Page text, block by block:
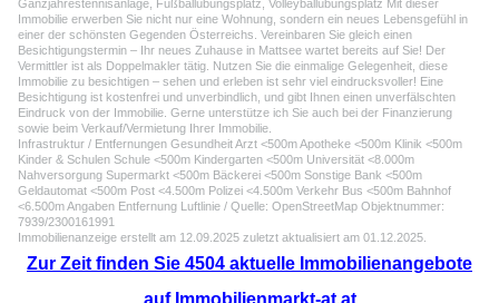
Ganzjahrestennisanlage, Fußballübungsplatz, Volleyballübungsplatz Mit dieser
Immobilie erwerben Sie nicht nur eine Wohnung, sondern ein neues Lebensgefühl in
einer der schönsten Gegenden Österreichs. Vereinbaren Sie gleich einen
Besichtigungstermin – Ihr neues Zuhause in Mattsee wartet bereits auf Sie! Der
Vermittler ist als Doppelmakler tätig. Nutzen Sie die einmalige Gelegenheit, diese
Immobilie zu besichtigen – sehen und erleben ist sehr viel eindrucksvoller! Eine
Besichtigung ist kostenfrei und unverbindlich, und gibt Ihnen einen unverfälschten
Eindruck von der Immobilie. Gerne unterstütze ich Sie auch bei der Finanzierung
sowie beim Verkauf/Vermietung Ihrer Immobilie.
Infrastruktur / Entfernungen Gesundheit Arzt <500m Apotheke <500m Klinik <500m
Kinder & Schulen Schule <500m Kindergarten <500m Universität <8.000m
Nahversorgung Supermarkt <500m Bäckerei <500m Sonstige Bank <500m
Geldautomat <500m Post <4.500m Polizei <4.500m Verkehr Bus <500m Bahnhof
<6.500m Angaben Entfernung Luftlinie / Quelle: OpenStreetMap Objektnummer:
7939/2300161991
Immobilienanzeige erstellt am 12.09.2025 zuletzt aktualisiert am 01.12.2025.
Zur Zeit finden Sie 4504 aktuelle Immobilienangebote
auf Immobilienmarkt-at.at